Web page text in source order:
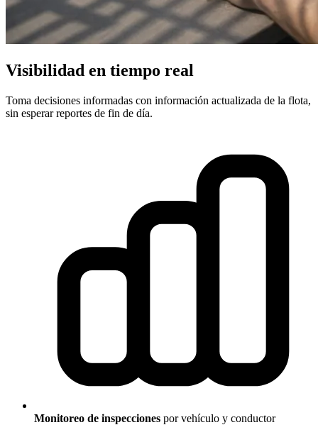
Visibilidad en tiempo real
Toma decisiones informadas con información actualizada de la flota,
sin esperar reportes de fin de día.
Monitoreo de inspecciones por vehículo y conductor